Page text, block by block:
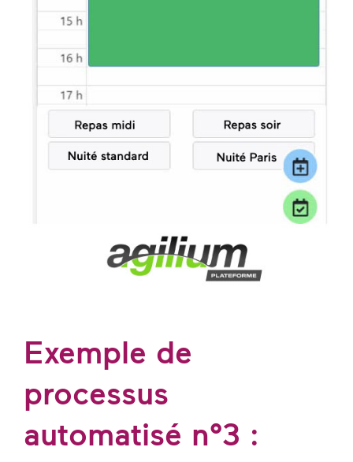
Exemple de
processus
automatisé n°3 :